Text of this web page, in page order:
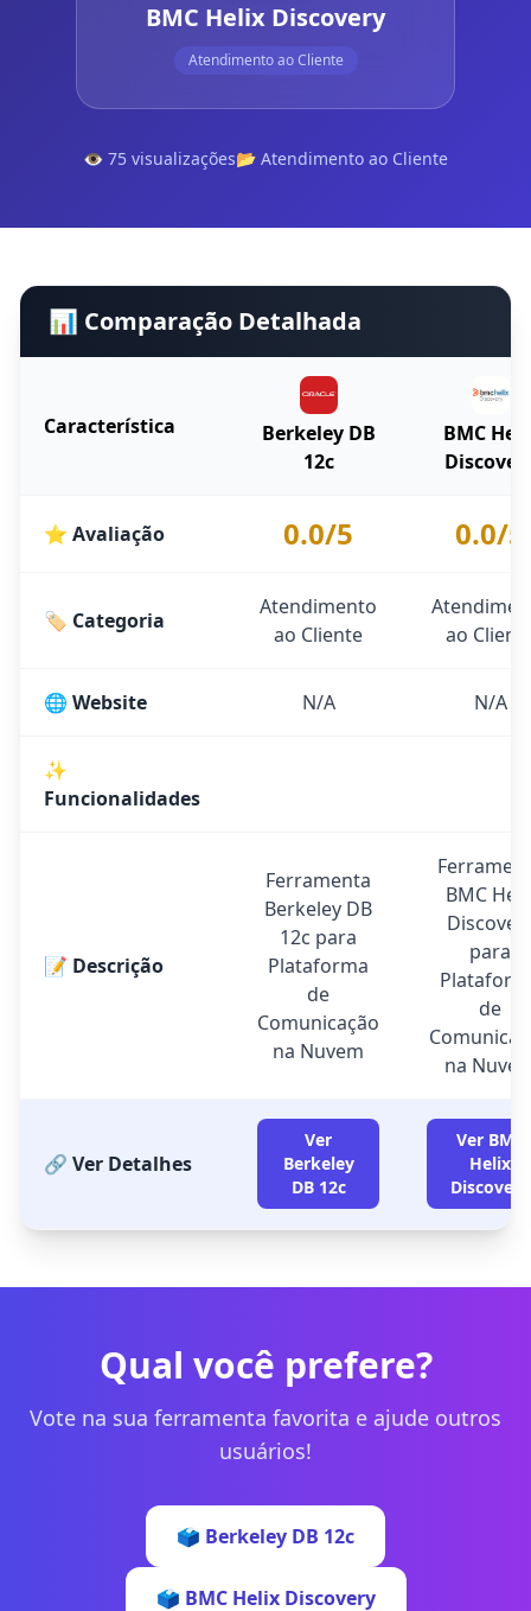
BMC Helix Discovery
Atendimento ao Cliente
👁️ 75 visualizações📂 Atendimento ao Cliente
📊 Comparação Detalhada
Característica
Berkeley DB
12c
BMC
⭐ Avaliação 0.0/5 0.0/5
🏷️ Categoria
Atendimento
ao Cliente
ao
🌐 Website N/A N/A
✨
Funcionalidades
📝 Descrição
Ferramenta
Berkeley DB
12c para
Plataforma
de
Comunicação
na Nuvem
BMC
para
de
na
🔗 Ver Detalhes
Ver
Berkeley
DB 12c
Ver BMC
Helix
Discovery
Qual você prefere?
Vote na sua ferramenta favorita e ajude outros
usuários!
🗳️ Berkeley DB 12c
🗳️ BMC Helix Discovery